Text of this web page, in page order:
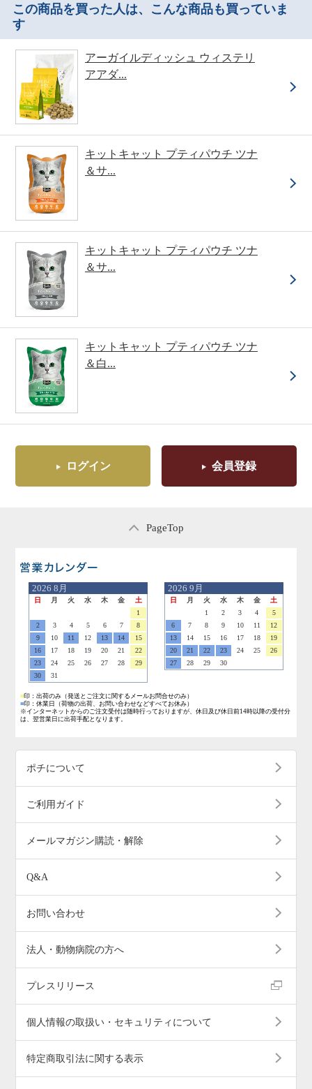
この商品を買った人は、こんな商品も買っていま
す
アーガイルディッシュ ウィステリ
アアダ...
キットキャット プティパウチ ツナ
＆サ...
キットキャット プティパウチ ツナ
＆サ...
キットキャット プティパウチ ツナ
＆白...
ログイン 会員登録
PageTop
2026 8月
日 月 火 水 木 金
土
1
2
3 4 5 6 7
8
9
10 11 12 13 14
15
16
17 18 19 20 21
22
23
24 25 26 27 28
29
30
31
2026 9月
日 月 火 水 木 金
土
1
2 3 4
5
6
7 8 9 10 11
12
13
14 15 16 17 18
19
20
21 22 23 24 25
26
27
28 29 30
■印：出荷のみ （発送とご注文に関するメールお問合せのみ）
■印：休業日
（荷物の出荷、お問い合わせなどすべてお休み）
※インターネットからのご注文受付は随時行っておりますが、休日及び休日前14時以降の受付分
は、翌営業日に出荷手配となります。
ポチについて
ご利用ガイド
メールマガジン購読・解除
Q&A
お問い合わせ
法人・動物病院の方へ
プレスリリース
個人情報の取扱い・セキュリティについて
特定商取引法に関する表示